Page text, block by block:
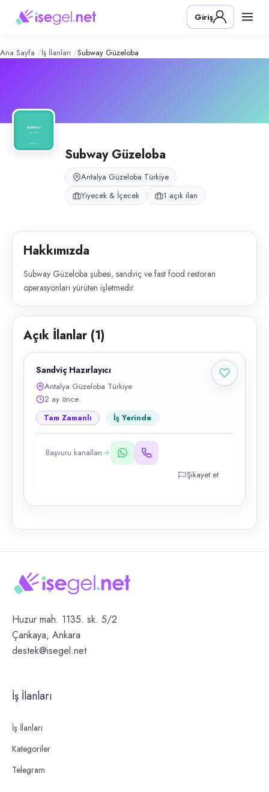
Güzeloba – Şirket Profili
Konum:
Subway Güzeloba şubesi, sandviç ve fast food restoran
Giriş
Ana Sayfa İş İlanları Subway Güzeloba
Subway Güzeloba
Antalya Güzeloba Türkiye
Yiyecek & İçecek
1 açık ilan
Hakkımızda
Subway Güzeloba şubesi, sandviç ve fast food restoran
operasyonları yürüten işletmedir.
Açık İlanlar (1)
Sandviç Hazırlayıcı
Antalya Güzeloba Türkiye
2 ay önce
Tam Zamanlı İş Yerinde
Başvuru kanalları
Şikayet et
Huzur mah. 1135. sk. 5/2
Çankaya, Ankara
destek@isegel.net
İş İlanları
İş İlanları
Kategoriler
Telegram